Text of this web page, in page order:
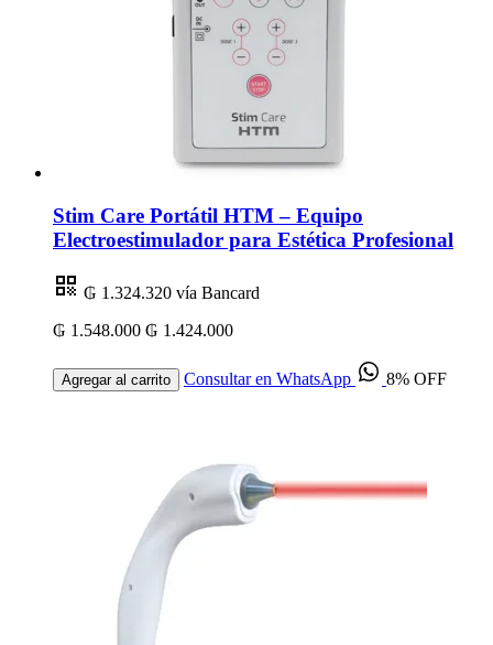
Stim Care Portátil HTM – Equipo
Electroestimulador para Estética Profesional
₲ 1.324.320 vía Bancard
₲ 1.548.000 ₲ 1.424.000
Agregar al carrito Consultar en WhatsApp 8% OFF